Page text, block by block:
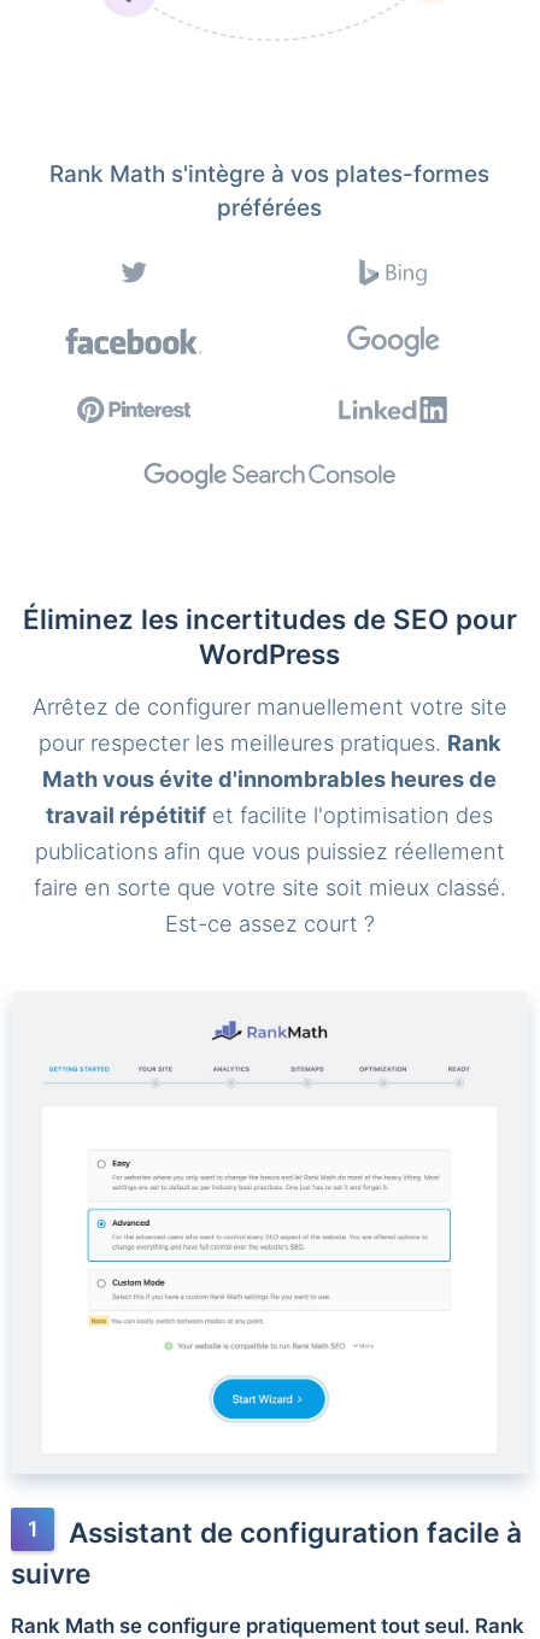
Rank Math s'intègre à vos plates-formes
préférées
Éliminez les incertitudes de SEO pour
WordPress
Arrêtez de configurer manuellement votre site
pour respecter les meilleures pratiques. Rank
Math vous évite d'innombrables heures de
travail répétitif et facilite l'optimisation des
publications afin que vous puissiez réellement
faire en sorte que votre site soit mieux classé.
Est-ce assez court ?
Assistant de configuration facile à
suivre
Rank Math se configure pratiquement tout seul. Rank